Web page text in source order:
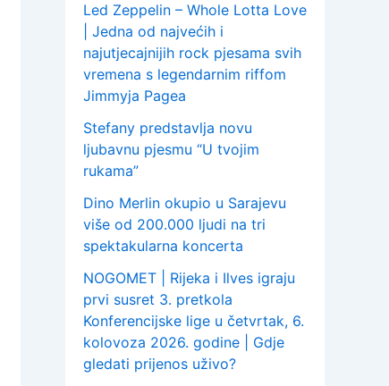
Led Zeppelin – Whole Lotta Love
| Jedna od najvećih i
najutjecajnijih rock pjesama svih
vremena s legendarnim riffom
Jimmyja Pagea
Stefany predstavlja novu
ljubavnu pjesmu “U tvojim
rukama”
Dino Merlin okupio u Sarajevu
više od 200.000 ljudi na tri
spektakularna koncerta
NOGOMET | Rijeka i Ilves igraju
prvi susret 3. pretkola
Konferencijske lige u četvrtak, 6.
kolovoza 2026. godine | Gdje
gledati prijenos uživo?